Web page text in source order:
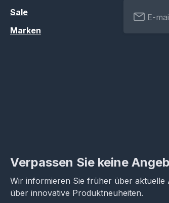
Sale
Marken
E-
Verpassen Sie keine
Wir informieren Sie früher über aktuelle
über innovative Produktneuheiten.